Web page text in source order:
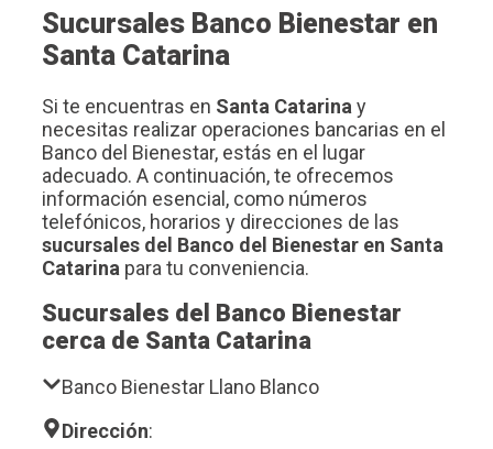
Sucursales Banco Bienestar en
Santa Catarina
Si te encuentras en Santa Catarina y
necesitas realizar operaciones bancarias en el
Banco del Bienestar, estás en el lugar
adecuado. A continuación, te ofrecemos
información esencial, como números
telefónicos, horarios y direcciones de las
sucursales del Banco del Bienestar en Santa
Catarina para tu conveniencia.
Sucursales del Banco Bienestar
cerca de Santa Catarina
Banco Bienestar Llano Blanco
Dirección: